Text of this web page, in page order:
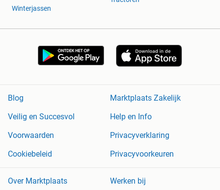
Winterjassen
Blog
Marktplaats Zakelijk
Veilig en Succesvol
Help en Info
Voorwaarden
Privacyverklaring
Cookiebeleid
Privacyvoorkeuren
Over Marktplaats Werken bij